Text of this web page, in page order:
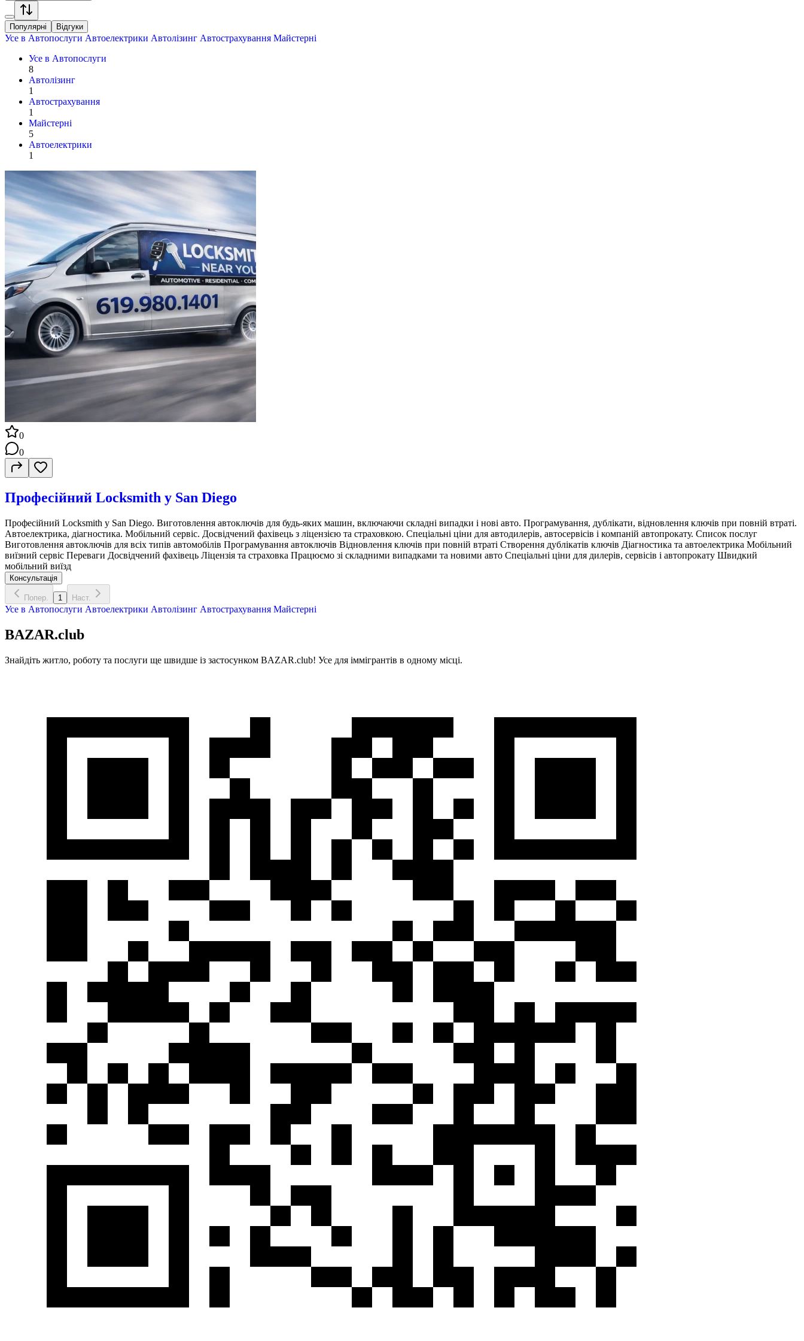
Популярні Відгуки
Усе в Автопослуги Автоелектрики Автолізинг Автострахування Майстерні
Усе в Автопослуги
8
Автолізинг
1
Автострахування
1
Майстерні
5
Автоелектрики
1
0
0
Професійний Locksmith у San Diego
Професійний Locksmith у San Diego. Виготовлення автоключів для будь-яких машин, включаючи складні випадки і нові авто. Програмування, дублікати, відновлення ключів при повній втраті.
Автоелектрика, діагностика. Мобільний сервіс. Досвідчений фахівець з ліцензією та страховкою. Спеціальні ціни для автодилерів, автосервісів і компаній автопрокату. Список послуг
Виготовлення автоключів для всіх типів автомобілів Програмування автоключів Відновлення ключів при повній втраті Створення дублікатів ключів Діагностика та автоелектрика Мобільний
виїзний сервіс Переваги Досвідчений фахівець Ліцензія та страховка Працюємо зі складними випадками та новими авто Спеціальні ціни для дилерів, сервісів і автопрокату Швидкий
мобільний виїзд
Консультація
Попер. 1 Наст.
Усе в Автопослуги Автоелектрики Автолізинг Автострахування Майстерні
BAZAR.club
Знайдіть житло, роботу та послуги ще швидше із застосунком BAZAR.club! Усе для іммігрантів в одному місці.